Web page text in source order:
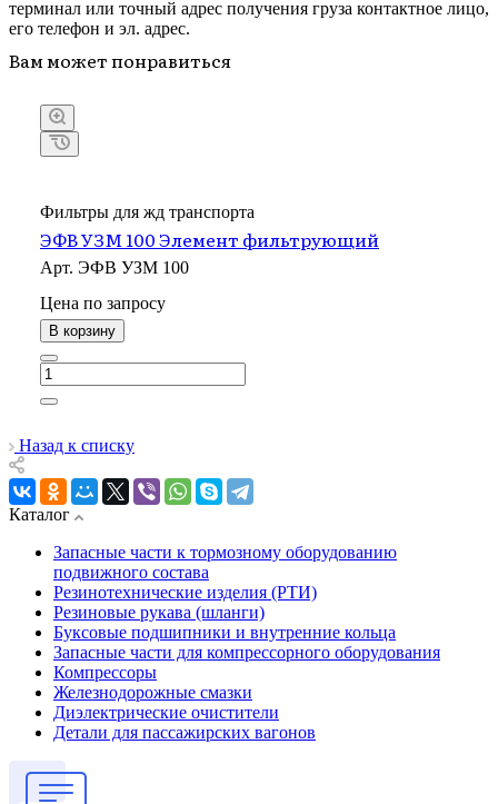
терминал или точный адрес получения груза контактное лицо,
его телефон и эл. адрес.
Вам может понравиться
Фильтры для жд транспорта
ЭФВ УЗМ 100 Элемент фильтрующий
Арт. ЭФВ УЗМ 100
Цена по запросу
В корзину
Назад к списку
Каталог
Запасные части к тормозному оборудованию
подвижного состава
Резинотехнические изделия (РТИ)
Резиновые рукава (шланги)
Буксовые подшипники и внутренние кольца
Запасные части для компрессорного оборудования
Компрессоры
Железнодорожные смазки
Диэлектрические очистители
Детали для пассажирских вагонов